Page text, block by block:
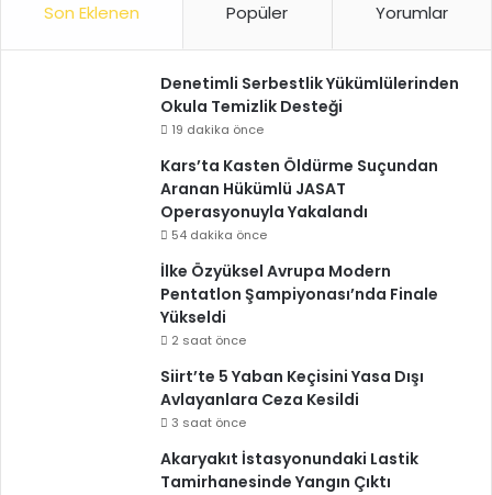
Son Eklenen Popüler Yorumlar
Denetimli Serbestlik Yükümlülerinden
Okula Temizlik Desteği
19 dakika önce
Kars’ta Kasten Öldürme Suçundan
Aranan Hükümlü JASAT
Operasyonuyla Yakalandı
54 dakika önce
İlke Özyüksel Avrupa Modern
Pentatlon Şampiyonası’nda Finale
Yükseldi
2 saat önce
Siirt’te 5 Yaban Keçisini Yasa Dışı
Avlayanlara Ceza Kesildi
3 saat önce
Akaryakıt İstasyonundaki Lastik
Tamirhanesinde Yangın Çıktı